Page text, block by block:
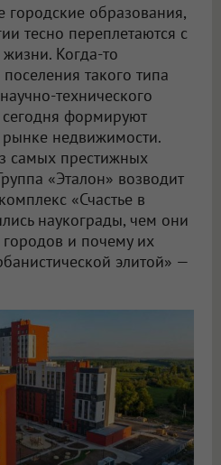
образования,
тесно переплетаются с
Когда-то
такого типа
технического
формируют
недвижимости.
самых престижных
«Эталон» возводит
«Счастье в
наукограды, чем они
городов и почему их
элитой» —